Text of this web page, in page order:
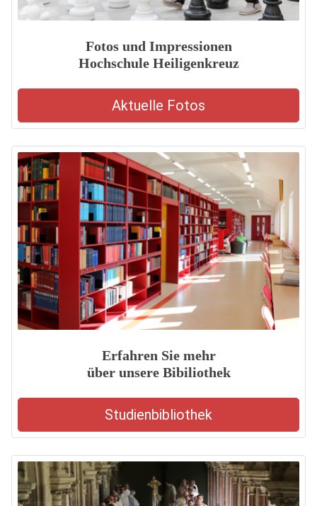
Fotos und Impressionen
Hochschule Heiligenkreuz
Aktuelle Fotos
Erfahren Sie mehr
über unsere Bibiliothek
Studienbibliothek